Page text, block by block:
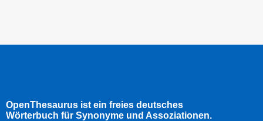
OpenThesaurus ist ein freies deutsches
Wörterbuch für Synonyme und Assoziationen.